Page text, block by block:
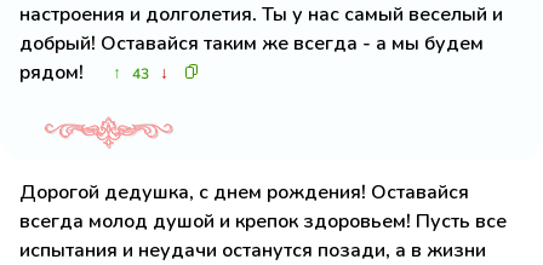
настроения и долголетия. Ты у нас самый веселый и
добрый! Оставайся таким же всегда - а мы будем
рядом!
↑ 43 ↓
Дорогой дедушка, с днем рождения! Оставайся
всегда молод душой и крепок здоровьем! Пусть все
испытания и неудачи останутся позади, а в жизни